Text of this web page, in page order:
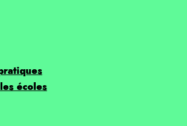
écoles